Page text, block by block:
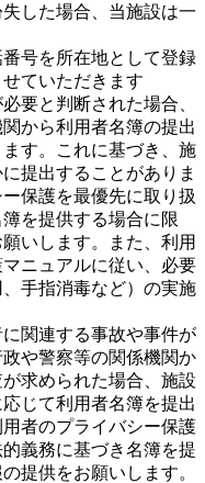
した場合、当施設は一
号を所在地として登録
ていただきます
要と判断された場合、
から利用者名簿の提出
す。これに基づき、施
提出することがありま
保護を最優先に取り扱
を提供する場合に限
いします。また、利用
ニュアルに従い、必要
手指消毒など）の実施
関連する事故や事件が
や警察等の関係機関か
求められた場合、施設
じて利用者名簿を提出
者のプライバシー保護
義務に基づき名簿を提
提供をお願いします。